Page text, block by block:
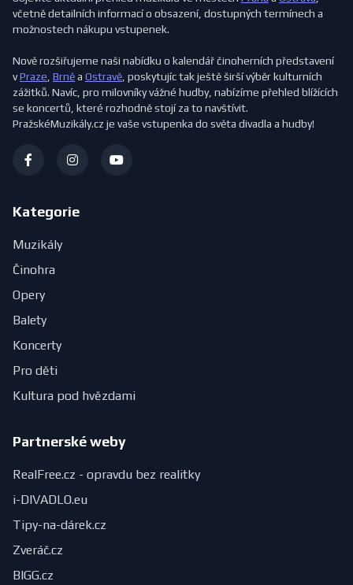
včetně detailních informací o obsazení, dostupných termínech a
možnostech nákupu vstupenek.
Nově rozšiřujeme naši nabídku o kalendář činoherních představení
vPraze, Brněa Ostravě, poskytujíc tak ještě širší výběr kulturních
zážitků. Navíc, pro milovníky vážné hudby, nabízíme přehled blížících
se koncertů, které rozhodně stojí za to navštívit.
PražskéMuzikály.cz je vaše vstupenka do světa divadla a hudby!
Kategorie
Muzikály
Činohra
Opery
Balety
Koncerty
Pro děti
Kultura pod hvězdami
Partnerské weby
RealFree.cz - opravdu bez realitky
i-DIVADLO.eu
Tipy-na-dárek.cz
Zveráč.cz
BIGG.cz